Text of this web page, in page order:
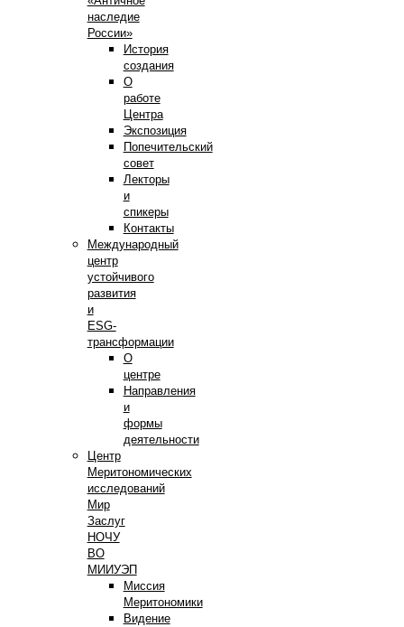
наследие
России»
История
создания
О
работе
Центра
Экспозиция
Попечительский
совет
Лекторы
и
спикеры
Контакты
Международный
центр
устойчивого
развития
и
ESG-
трансформации
О
центре
Направления
и
формы
деятельности
Центр
Меритономических
исследований
Мир
Заслуг
НОЧУ
ВО
МИИУЭП
Миссия
Меритономики
Видение